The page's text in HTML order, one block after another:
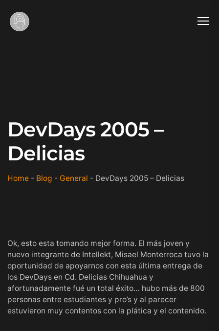
DevDays 2005 –
Delicias
Home - Blog - General - DevDays 2005 – Delicias
Ok, esto esta tomando mejor forma. El más joven y
nuevo integrante de Intellekt, Misael Monterroca tuvo la
oportunidad de apoyarnos con esta última entrega de
los DevDays en Cd. Delicias Chihuahua y
afortunadamente fué un total éxito… hubo más de 800
personas entre estudiantes y pro’s y al parecer
estuvieron muy contentos con la plática y el contenido.